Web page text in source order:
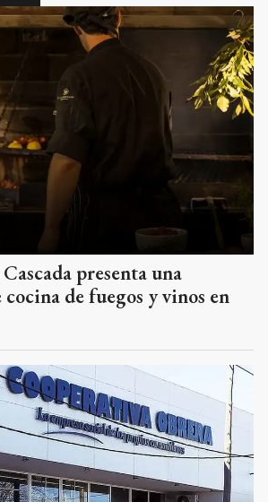
presenta una
de fuegos y vinos en